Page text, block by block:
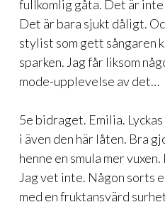
fullkomlig gåta. Det är inte
Det är bara sjukt dåligt.
stylist som gett sångaren
sparken. Jag får liksom
mode-upplevelse av det…
5e bidraget. Emilia.
i även den här låten. Bra
henne en smula mer
Jag vet inte. Någon sorts
med en fruktansvärd